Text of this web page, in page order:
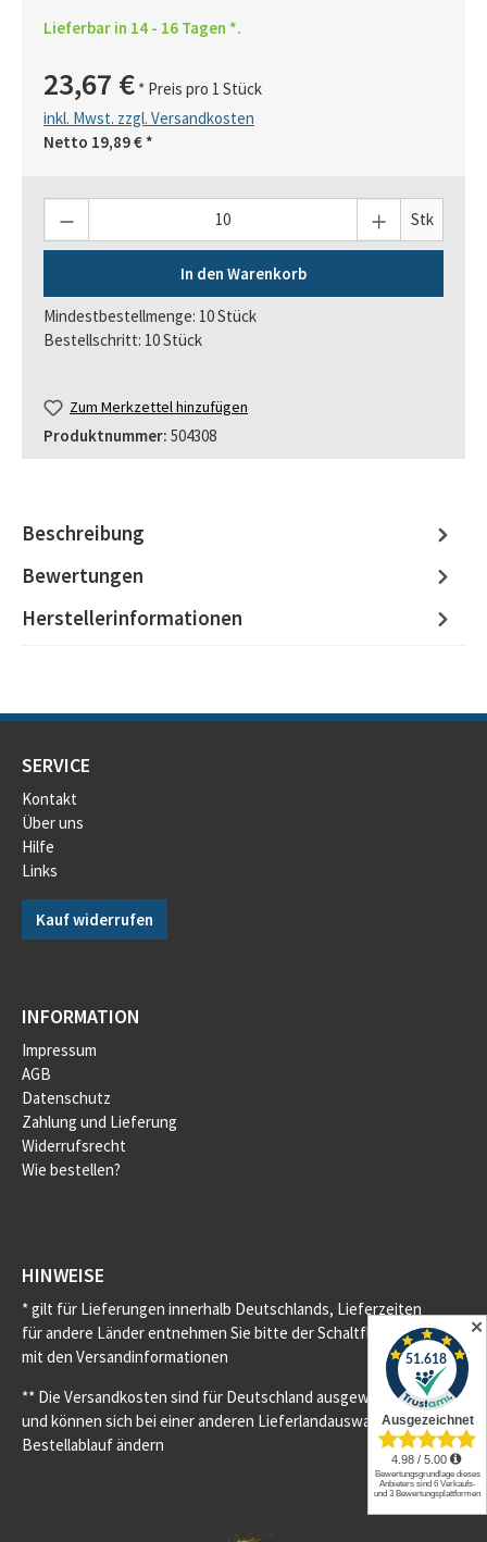
Lieferbar in 14 - 16 Tagen *.
23,67 € * Preis pro 1 Stück
inkl. Mwst. zzgl. Versandkosten
Netto 19,89 € *
Stk
In den Warenkorb
Mindestbestellmenge: 10 Stück
Bestellschritt: 10 Stück
Zum Merkzettel hinzufügen
Produktnummer: 504308
Beschreibung
Bewertungen
Herstellerinformationen
SERVICE
Kontakt
Über uns
Hilfe
Links
Kauf widerrufen
INFORMATION
Impressum
AGB
Datenschutz
Zahlung und Lieferung
Widerrufsrecht
Wie bestellen?
HINWEISE
* gilt für Lieferungen innerhalb Deutschlands, Lieferzeiten
für andere Länder entnehmen Sie bitte der Schaltfläche
mit den Versandinformationen
** Die Versandkosten sind für Deutschland ausgewiesen
und können sich bei einer anderen Lieferlandauswahl im
Bestellablauf ändern
✕